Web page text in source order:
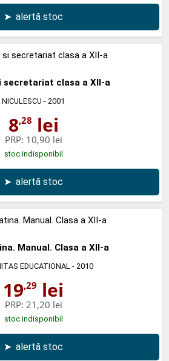
➤ alertă stoc
secretariat clasa a XII-a
NICULESCU - 2001
8,28 lei
PRP: 10,90 lei
stoc indisponibil
➤ alertă stoc
Manual. Clasa a XII-a
EDUCATIONAL - 2010
19,29 lei
PRP: 21,20 lei
stoc indisponibil
➤ alertă stoc